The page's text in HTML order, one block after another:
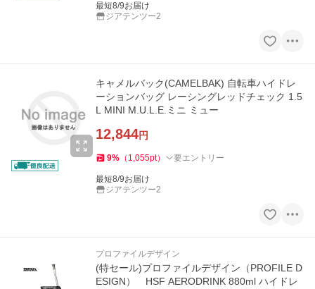
最短8/9お届け
ジアテンツー2
キャメルバック(CAMELBAK) 自転車ハイドレ
ーションバッグ レーシングレッドチェック 1.5
L MINI M.U.L.E.ミニ ミュー
12,844円
9% （ 1,055pt） 要エントリー
最短8/9お届け
ジアテンツー2
プロファイルデザイン
(特セール)プロファイルデザイン（PROFILE D
ESIGN） HSF AERODRINK 880ml ハイドレ